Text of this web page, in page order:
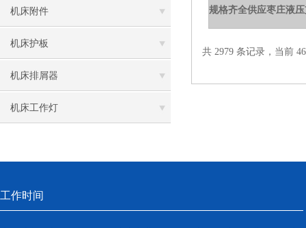
机床附件
机床护板
机床排屑器
机床工作灯
共 2979 条记录，当前
工作时间